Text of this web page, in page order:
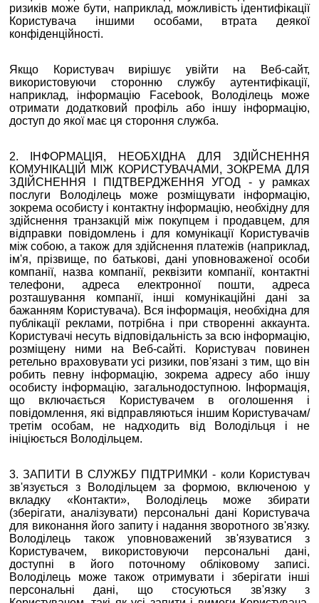
ризиків може бути, наприклад, можливість ідентифікації
Користувача іншими особами, втрата деякої
конфіденційності.
Якщо Користувач вирішує увійти на Веб-сайт,
використовуючи сторонню службу аутентифікації,
наприклад, інформацію Facebook, Володілець може
отримати додатковий профіль або іншу інформацію,
доступ до якої має ця стороння служба.
2. ІНФОРМАЦІЯ, НЕОБХІДНА ДЛЯ ЗДІЙСНЕННЯ
КОМУНІКАЦІЙ МІЖ КОРИСТУВАЧАМИ, ЗОКРЕМА ДЛЯ
ЗДІЙСНЕННЯ І ПІДТВЕРДЖЕННЯ УГОД - у рамках
послуги Володілець може розміщувати інформацію,
зокрема особисту і контактну інформацію, необхідну для
здійснення транзакцій між покупцем і продавцем, для
відправки повідомлень і для комунікації Користувачів
між собою, а також для здійснення платежів (наприклад,
ім'я, прізвище, по батькові, дані уповноваженої особи
компанії, назва компанії, реквізити компанії, контактні
телефони, адреса електронної пошти, адреса
розташування компанії, інші комунікаційні дані за
бажанням Користувача). Вся інформація, необхідна для
публікації реклами, потрібна і при створенні аккаунта.
Користувачі несуть відповідальність за всю інформацію,
розміщену ними на Веб-сайті. Користувач повинен
ретельно враховувати усі ризики, пов'язані з тим, що він
робить певну інформацію, зокрема адресу або іншу
особисту інформацію, загальнодоступною. Інформація,
що включається Користувачем в оголошення і
повідомлення, які відправляються іншим Користувачам/
третім особам, не надходить від Володільця і не
ініціюється Володільцем.
3. ЗАПИТИ В СЛУЖБУ ПІДТРИМКИ - коли Користувач
зв'язується з Володільцем за формою, включеною у
вкладку «Контакти», Володілець може збирати
(зберігати, аналізувати) персональні дані Користувача
для виконання його запиту і надання зворотного зв'язку.
Володілець також уповноважений зв'язуватися з
Користувачем, використовуючи персональні дані,
доступні в його поточному обліковому записі.
Володілець може також отримувати і зберігати інші
персональні дані, що стосуються зв'язку з